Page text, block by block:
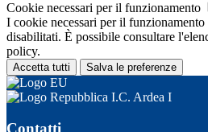
Cookie necessari per il funzionamento
I cookie necessari per il funzionamento
disabilitati. È possibile consultare
policy.
Accetta tutti Salva le preferenze
I.C. Ardea I
Contatti